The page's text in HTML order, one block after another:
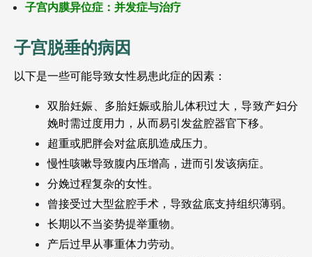
子宫内膜异位症：并发症与治疗
子宫脱垂的病因
以下是一些可能导致女性易患此症的因素：
双胎妊娠、多胎妊娠或胎儿体积过大，导致产妇分
娩时需过度用力，从而易引发盆腔器官下移。
超重或肥胖会对盆底肌造成压力。
慢性咳嗽导致腹内压增高，进而引发该病症。
分娩过程复杂的女性。
曾接受过大型盆腔手术，导致盆底支持组织薄弱。
长期以不当姿势提举重物。
产后过早从事重体力劳动。